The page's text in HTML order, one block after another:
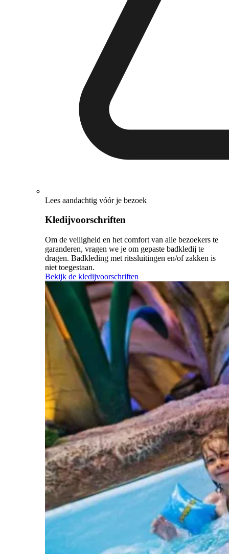
Lees aandachtig vóór je bezoek
Kledijvoorschriften
Om de veiligheid en het comfort van alle bezoekers te
garanderen, vragen we je om gepaste badkledij te
dragen. Badkleding met ritssluitingen en/of zakken is
niet toegestaan.
Bekijk de kledijvoorschriften